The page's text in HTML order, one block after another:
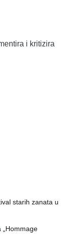
i kritizira
starih zanata u